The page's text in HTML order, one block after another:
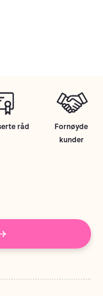
råd
Fornøyde
kunder